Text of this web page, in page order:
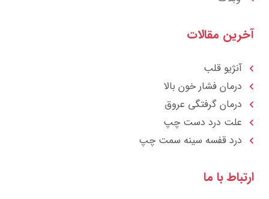
مقالات
آنژیو قلب
درمان فشار خون بالا
درمان گرفتگی عروق
علت درد دست چپ
درد قفسه سينه سمت چپ
با ما